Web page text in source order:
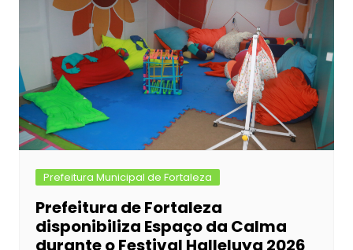
Prefeitura Municipal de Fortaleza
Prefeitura de Fortaleza
disponibiliza Espaço da Calma
durante o Festival Halleluya 2026